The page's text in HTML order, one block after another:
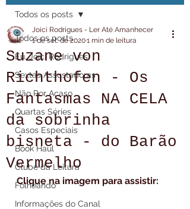
Todos os posts
Eu, Joici Rodrigues
Sextas Assustadoras
Não Por Acaso
Quartas Séries
Casos Especiais
Book Haul
Clube da Leitura
Folheando
Informações do Canal
Todos os posts
Suzane von
Richthofen - Os
Fantasmas NA CELA
da sobrinha
bisneta - do Barão
Vermelho
Joici Rodrigues - Ler Até Amanhecer
1 de set. de 20201 min de leitura
Clique na imagem para assistir: